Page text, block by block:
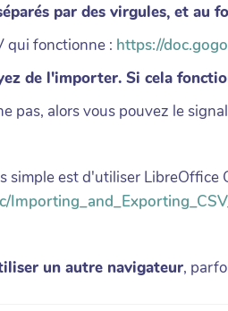
par des virgules, et au
qui fonctionne : https://
de l'importer. Si cela
pas, alors vous pouvez le
simple est d'utiliser LibreOffice
un autre navigateur,